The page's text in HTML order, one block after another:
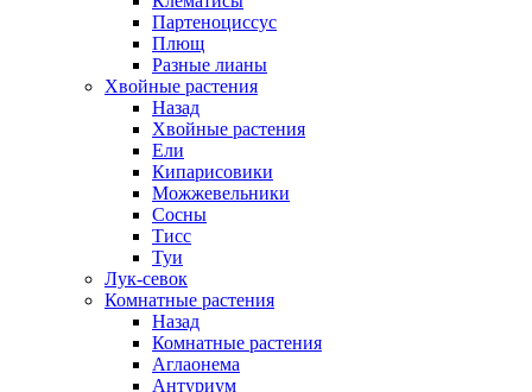
Партеноциссус
Плющ
Разные лианы
Хвойные растения
Назад
Хвойные растения
Ели
Кипарисовики
Можжевельники
Сосны
Тисс
Туи
Лук-севок
Комнатные растения
Назад
Комнатные растения
Аглаонема
Антуриум